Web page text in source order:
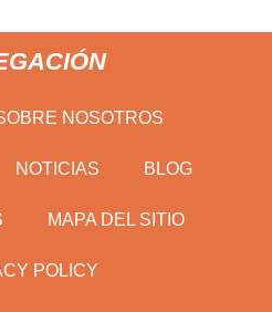
NOSOTROS
NOTICIAS BLOG
MAPA DEL SITIO
POLICY